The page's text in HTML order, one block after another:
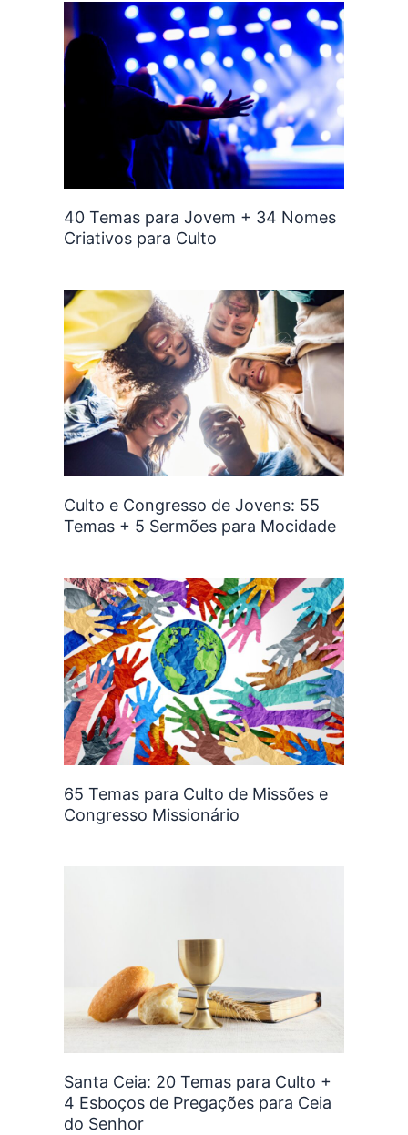
40 Temas para Jovem + 34 Nomes
Criativos para Culto
Culto e Congresso de Jovens: 55
Temas + 5 Sermões para Mocidade
65 Temas para Culto de Missões e
Congresso Missionário
Santa Ceia: 20 Temas para Culto +
4 Esboços de Pregações para Ceia
do Senhor